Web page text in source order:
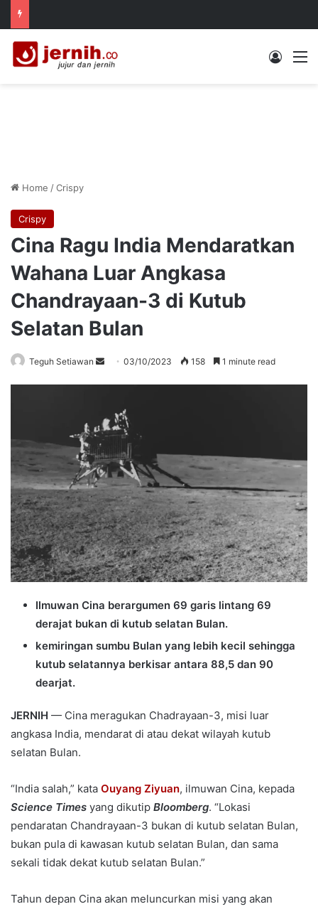
Log In
Home /Crispy
Crispy
Cina Ragu India Mendaratkan
Wahana Luar Angkasa
Chandrayaan-3 di Kutub
Selatan Bulan
Teguh Setiawan
Send03/10/2023 158 1 minute read
Ilmuwan Cina berargumen 69 garis lintang 69
derajat bukan di kutub selatan Bulan.
kemiringan sumbu Bulan yang lebih kecil sehingga
kutub selatannya berkisar antara 88,5 dan 90
dearjat.
JERNIH — Cina meragukan Chadrayaan-3, misi luar
angkasa India, mendarat di atau dekat wilayah kutub
selatan Bulan.
“India salah,” kata Ouyang Ziyuan, ilmuwan Cina, kepada
Science Times yang dikutip Bloomberg. “Lokasi
pendaratan Chandrayaan-3 bukan di kutub selatan Bulan,
bukan pula di kawasan kutub selatan Bulan, dan sama
sekali tidak dekat kutub selatan Bulan.”
Tahun depan Cina akan meluncurkan misi yang akan